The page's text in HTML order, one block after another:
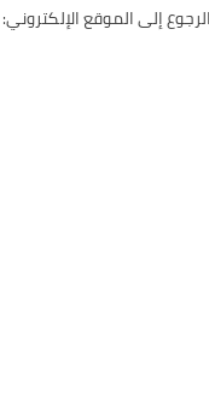
إلى الموقع الإلكتروني: